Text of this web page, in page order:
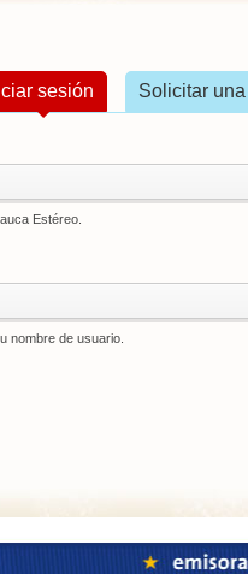
sesión (solapa activa)
Solicitar
Estéreo.
nombre de usuario.